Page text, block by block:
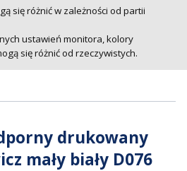
się różnić w zależności od partii
ustawień monitora, kolory
się różnić od rzeczywistych.
drukowany
mały biały D076